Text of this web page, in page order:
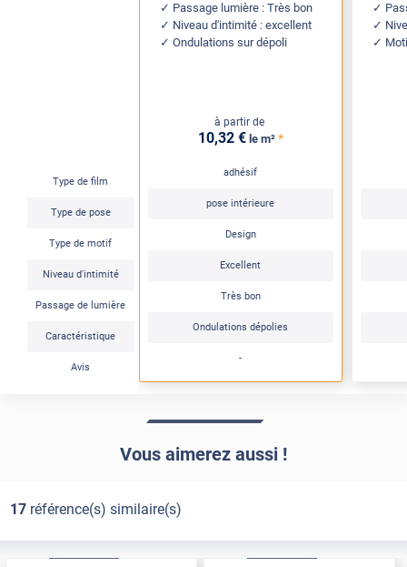
Type de film
Type de pose
Type de motif
Niveau d'intimité
Passage de lumière
Caractéristique
Avis
Passage lumière : Très bon
Niveau d'intimité : excellent
Ondulations sur dépoli
à partir de
10,32 € le m² *
adhésif
pose intérieure
Design
Excellent
Très bon
Ondulations dépolies
-
Vous aimerez aussi !
17référence(s) similaire(s)